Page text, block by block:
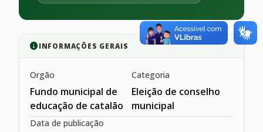
INFORMAÇÕES GERAIS
Orgão
Fundo municipal de
educação de catalão
Categoria
Eleição de conselho
municipal
Data de publicação